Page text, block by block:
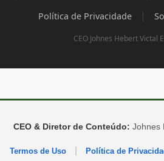
Política de Privacidade |
CEO Johnes Hebert Victal
CEO & Diretor de Conteúdo: Johnes
Termos de Uso Política de